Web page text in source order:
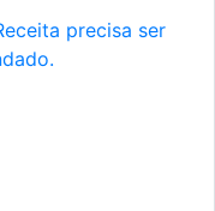
precisa ser